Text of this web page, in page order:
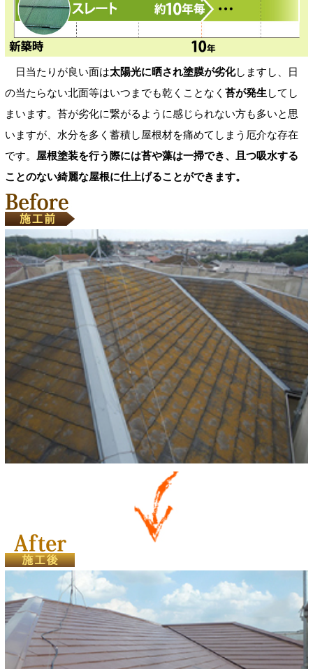
日当たりが良い面は太陽光に晒され塗膜が劣化しますし、日
の当たらない北面等はいつまでも乾くことなく 苔が発生 してし
まいます。苔が劣化に繋がるように感じられない方も多いと思
いますが、水分を多く蓄積し屋根材を痛めてしまう厄介な存在
です。 屋根塗装を行う際には苔や藻は一掃でき、且つ吸水する
ことのない綺麗な屋根に仕上げることができます。